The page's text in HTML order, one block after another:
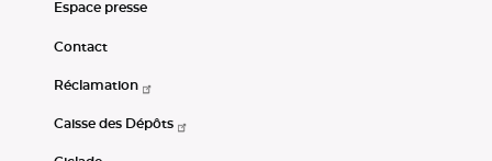
Espace presse
Contact
Réclamation
Caisse des Dépôts